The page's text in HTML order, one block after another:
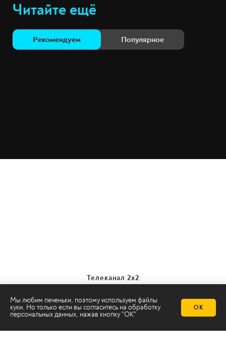
Читайте ещё
Рекомендуем Популярное
Мы любим печеньки, поэтому используем файлы
куки. Но только если вы согласитесь на обработку
персональных данных, нажав кнопку "ОК"
ОК
Телеканал 2х2
Все авторы
Все темы